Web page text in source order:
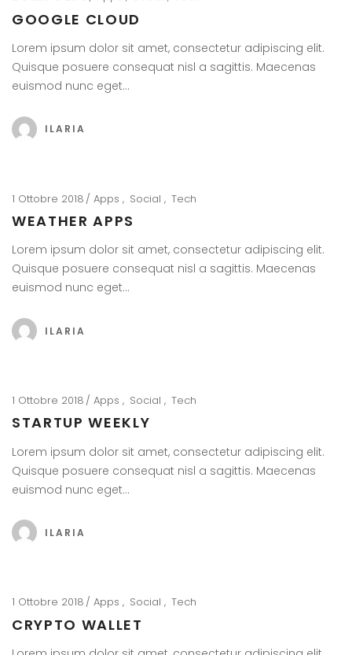
GOOGLE CLOUD
Lorem ipsum dolor sit amet, consectetur adipiscing elit.
Quisque posuere consequat nisl a sagittis. Maecenas
euismod nunc eget…
ILARIA
1 Ottobre 2018 Apps Social Tech
WEATHER APPS
Lorem ipsum dolor sit amet, consectetur adipiscing elit.
Quisque posuere consequat nisl a sagittis. Maecenas
euismod nunc eget…
ILARIA
1 Ottobre 2018 Apps Social Tech
STARTUP WEEKLY
Lorem ipsum dolor sit amet, consectetur adipiscing elit.
Quisque posuere consequat nisl a sagittis. Maecenas
euismod nunc eget…
ILARIA
1 Ottobre 2018 Apps Social Tech
CRYPTO WALLET